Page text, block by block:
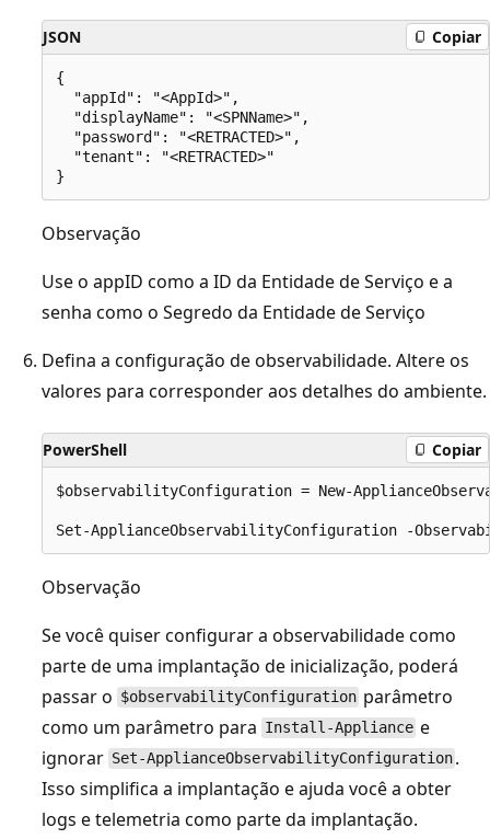
JSON Copiar
{
  "appId": "<AppId>",
  "displayName": "<SPNName>",
  "password": "<RETRACTED>",
  "tenant": "<RETRACTED>"
Observação
Use o appID como a ID da Entidade de Serviço e a
senha como o Segredo da Entidade de Serviço
Defina a configuração de observabilidade. Altere os
valores para corresponder aos detalhes do ambiente.
PowerShell Copiar
$observabilityConfiguration = New-
Observação
Se você quiser configurar a observabilidade como
parte de uma implantação de inicialização, poderá
passar o $observabilityConfiguration parâmetro
como um parâmetro para Install-Appliance e
ignorar Set-ApplianceObservabilityConfiguration .
Isso simplifica a implantação e ajuda você a obter
logs e telemetria como parte da implantação.